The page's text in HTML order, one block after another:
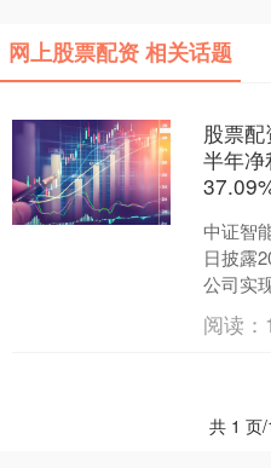
网上股票配资 相关话题
股票
半年
中证智
日披露
公司实
增长
阅读：
共 1 页